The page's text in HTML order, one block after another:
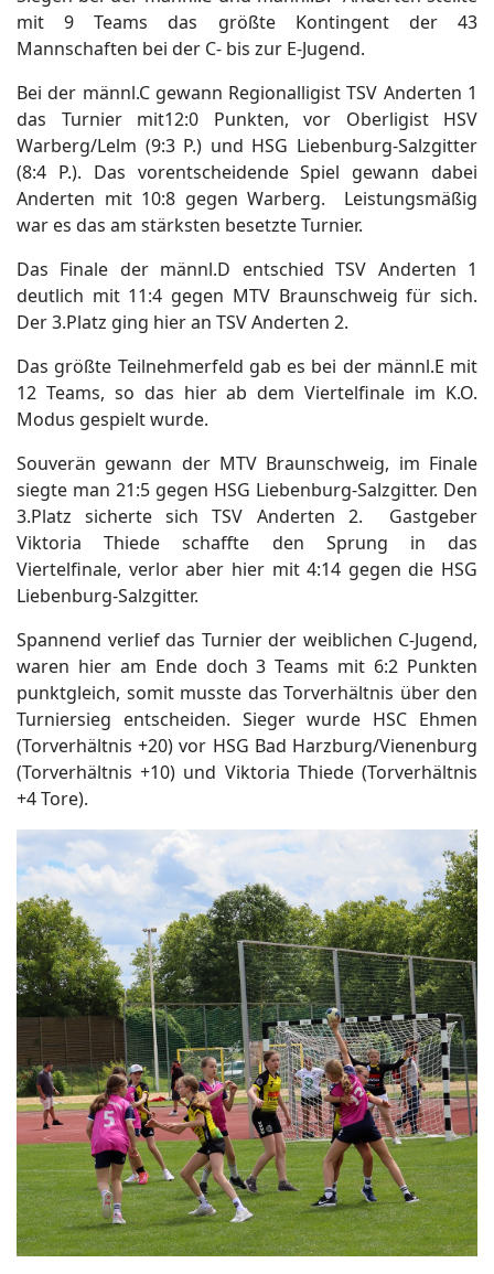
mit 9 Teams das größte Kontingent der 43
Mannschaften bei der C- bis zur E-Jugend.
Bei der männl.C gewann Regionalligist TSV Anderten 1
das Turnier mit12:0 Punkten, vor Oberligist HSV
Warberg/Lelm (9:3 P.) und HSG Liebenburg-Salzgitter
(8:4 P.). Das vorentscheidende Spiel gewann dabei
Anderten mit 10:8 gegen Warberg. Leistungsmäßig
war es das am stärksten besetzte Turnier.
Das Finale der männl.D entschied TSV Anderten 1
deutlich mit 11:4 gegen MTV Braunschweig für sich.
Der 3.Platz ging hier an TSV Anderten 2.
Das größte Teilnehmerfeld gab es bei der männl.E mit
12 Teams, so das hier ab dem Viertelfinale im K.O.
Modus gespielt wurde.
Souverän gewann der MTV Braunschweig, im Finale
siegte man 21:5 gegen HSG Liebenburg-Salzgitter. Den
3.Platz sicherte sich TSV Anderten 2. Gastgeber
Viktoria Thiede schaffte den Sprung in das
Viertelfinale, verlor aber hier mit 4:14 gegen die HSG
Liebenburg-Salzgitter.
Spannend verlief das Turnier der weiblichen C-Jugend,
waren hier am Ende doch 3 Teams mit 6:2 Punkten
punktgleich, somit musste das Torverhältnis über den
Turniersieg entscheiden. Sieger wurde HSC Ehmen
(Torverhältnis +20) vor HSG Bad Harzburg/Vienenburg
(Torverhältnis +10) und Viktoria Thiede (Torverhältnis
+4 Tore).